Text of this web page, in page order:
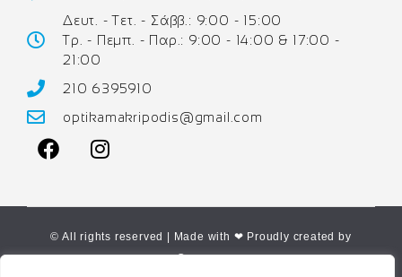
Δευτ. - Τετ. - Σάββ.: 9:00 - 15:00
Τρ. - Πεμπ. - Παρ.: 9:00 - 14:00 & 17:00 -
21:00
210 6395910
optikamakripodis@gmail.com
© All rights reserved | Made with ❤ Proudly created by
Corne.gr